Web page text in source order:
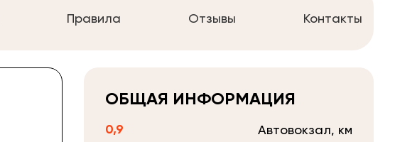
Правила Отзывы Контакты
ОБЩАЯ ИНФОРМАЦИЯ
0,9 Автовокзал, км